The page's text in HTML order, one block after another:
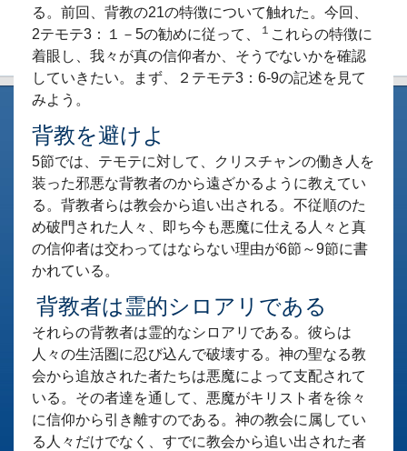
る。前回、背教の21の特徴について触れた。今回、
2テモテ3：１－5の勧めに従って、
１ これらの特徴に
着眼し、我々が真の信仰者か、そうでないかを確認
していきたい。まず、２テモテ3：6-9の記述を見て
みよう。
背教を避けよ
5節では、テモテに対して、クリスチャンの働き人を
装った邪悪な背教者のから遠ざかるように教えてい
る。背教者らは教会から追い出される。不従順のた
め破門された人々、即ち今も悪魔に仕える人々と真
の信仰者は交わってはならない理由が6節～9節に書
かれている。
背教者は霊的シロアリである
それらの背教者は霊的なシロアリである。彼らは
人々の生活圏に忍び込んで破壊する。神の聖なる教
会から追放された者たちは悪魔によって支配されて
いる。その者達を通して、悪魔がキリスト者を徐々
に信仰から引き離すのである。神の教会に属してい
る人々だけでなく、すでに教会から追い出された者